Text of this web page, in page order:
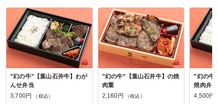
”幻の牛”【葉山石井牛】わが
んせ弁当
3,700円
（税込）
”幻の牛”【葉山石井牛】の焼
肉重
2,160円
（税込）
”幻の牛
焼肉弁当
4,500円